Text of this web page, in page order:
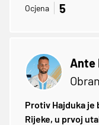
Ocjena 5
Ante
Protiv Hajduka je
Rijeke, u prvoj